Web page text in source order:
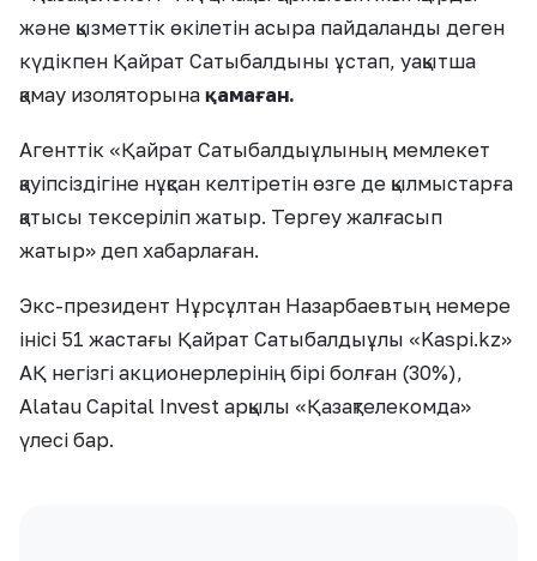
және қызметтік өкілетін асыра пайдаланды деген
күдікпен Қайрат Сатыбалдыны ұстап, уақытша
қамау изоляторына қамаған.
Агенттік «Қайрат Сатыбалдыұлының мемлекет
қауіпсіздігіне нұқсан келтіретін өзге де қылмыстарға
қатысы тексеріліп жатыр. Тергеу жалғасып
жатыр» деп хабарлаған.
Экс-президент Нұрсұлтан Назарбаевтың немере
інісі 51 жастағы Қайрат Сатыбалдыұлы «Kaspi.kz»
АҚ негізгі акционерлерінің бірі болған (30%),
Alatau Capital Invest арқылы «Қазақтелекомда»
үлесі бар.